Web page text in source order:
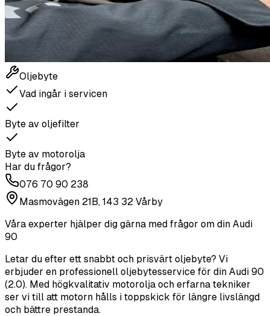
Oljebyte
Vad ingår i servicen
Byte av oljefilter
Byte av motorolja
Har du frågor?
076 70 90 238
Masmovägen 21B, 143 32 Vårby
Våra experter hjälper dig gärna med frågor om din Audi
90
Letar du efter ett snabbt och prisvärt oljebyte? Vi
erbjuder en professionell oljebytesservice för din Audi 90
(2.0). Med högkvalitativ motorolja och erfarna tekniker
ser vi till att motorn hålls i toppskick för längre livslängd
och bättre prestanda.